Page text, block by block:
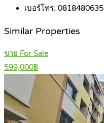
เบอร์โทร: 0818480635
Similar Properties
ขาย For Sale
599,000฿